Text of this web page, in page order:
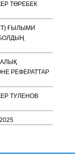
ТӨРЕБЕК
ҒЫЛЫМИ
РЕФЕРАТТАР
ТУЛЕНОВ